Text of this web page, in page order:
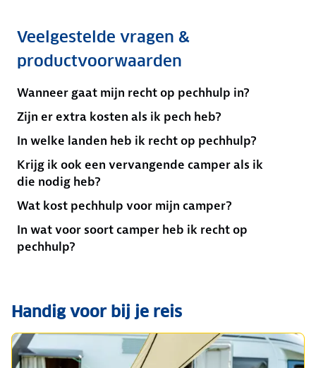
Veelgestelde vragen &
productvoorwaarden
Wanneer gaat mijn recht op pechhulp in?
Zijn er extra kosten als ik pech heb?
In welke landen heb ik recht op pechhulp?
Krijg ik ook een vervangende camper als ik
die nodig heb?
Wat kost pechhulp voor mijn camper?
In wat voor soort camper heb ik recht op
pechhulp?
Handig voor bij je reis